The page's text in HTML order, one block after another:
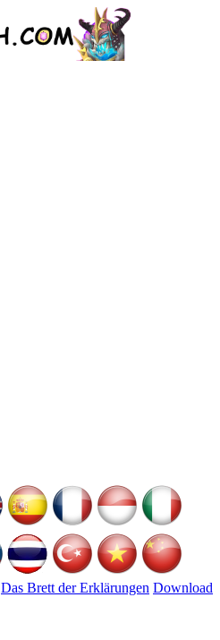
Das Brett der Erklärungen Download